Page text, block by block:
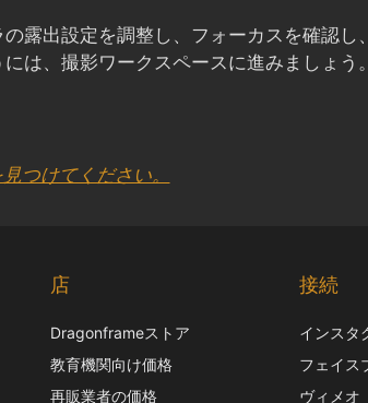
の露出設定を調整し、フォーカスを確認し
には、撮影ワークスペースに進みましょう。
つけてください。
店
Dragonframeストア
教育機関向け価格
再販業者の価格
接続
インスタ
フェイス
ヴィメオ